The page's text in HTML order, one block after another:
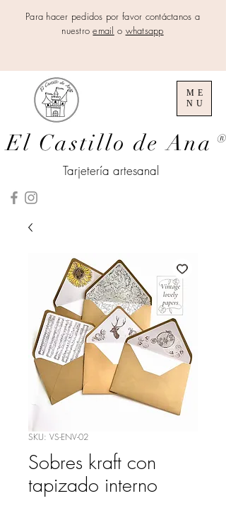
Para hacer pedidos por favor contáctanos a
nuestroemail o whatsapp
El Castillo de Ana ®
ME
NU
Tarjetería artesanal
SKU: VS-ENV-02
Sobres kraft con
tapizado interno